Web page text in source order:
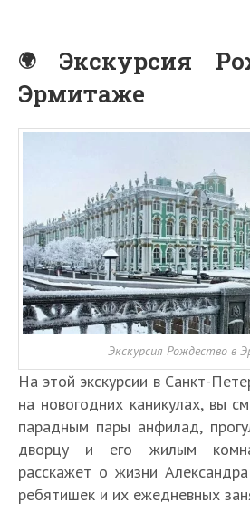
Экскурсия
Эрмитаже
Экскурсия Рождество в
На этой экскурсии в Санкт-
на новогодних каникулах, вы
парадным пары анфилад,
дворцу и его жилым
расскажет о жизни
ребятишек и их ежедневных